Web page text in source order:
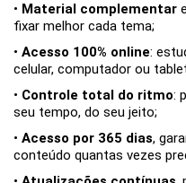
• Material complementar
fixar melhor cada tema;
• Acesso 100% online:
celular, computador ou
• Controle total do ritmo:
seu tempo, do seu jeito;
• Acesso por 365 dias,
conteúdo quantas vezes